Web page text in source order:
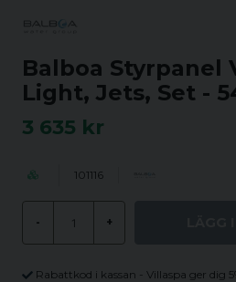
Balboa Styrpanel
Light, Jets, Set -
3 635 kr
101116
- +
Rabattkod i kassan - Villaspa ger dig